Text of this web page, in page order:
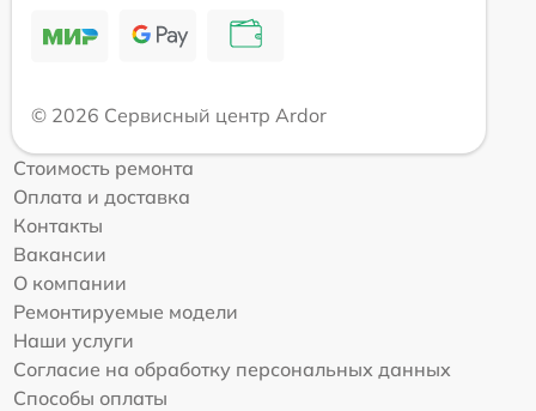
© 2026 Сервисный центр Ardor
Стоимость ремонта
Оплата и доставка
Контакты
Вакансии
О компании
Ремонтируемые модели
Наши услуги
Согласие на обработку персональных данных
Способы оплаты